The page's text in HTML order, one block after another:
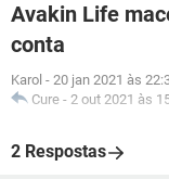
Avakin Life
conta
Karol - 20 jan 2021 às
Cure - 2 out 2021 às
2 Respostas